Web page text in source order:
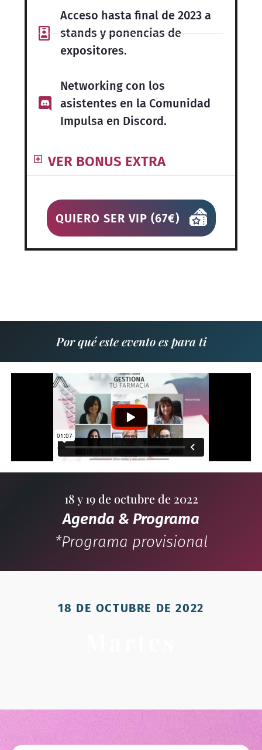
Acceso hasta final de 2023 a
stands y ponencias de
expositores.
Networking con los
asistentes en la Comunidad
Impulsa en Discord.
VER BONUS EXTRA
QUIERO SER VIP (67€)
Por qué este evento es para ti
18 y 19 de octubre de 2022
Agenda & Programa
*Programa provisional
18 DE OCTUBRE DE 2022